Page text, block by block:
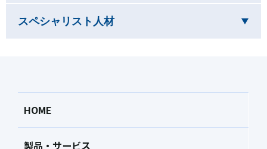
スペシャリスト人材を閉じています
HOME
製品・サービス